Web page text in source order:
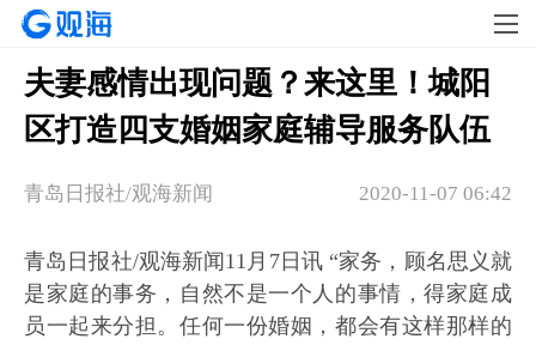
夫妻感情出现问题？来这里！城阳
区打造四支婚姻家庭辅导服务队伍
2020-11-07 06:42
青岛日报社/观海新闻
青岛日报社/观海新闻11月7日讯 “家务，顾名思义就
是家庭的事务，自然不是一个人的事情，得家庭成
员一起来分担。任何一份婚姻，都会有这样那样的